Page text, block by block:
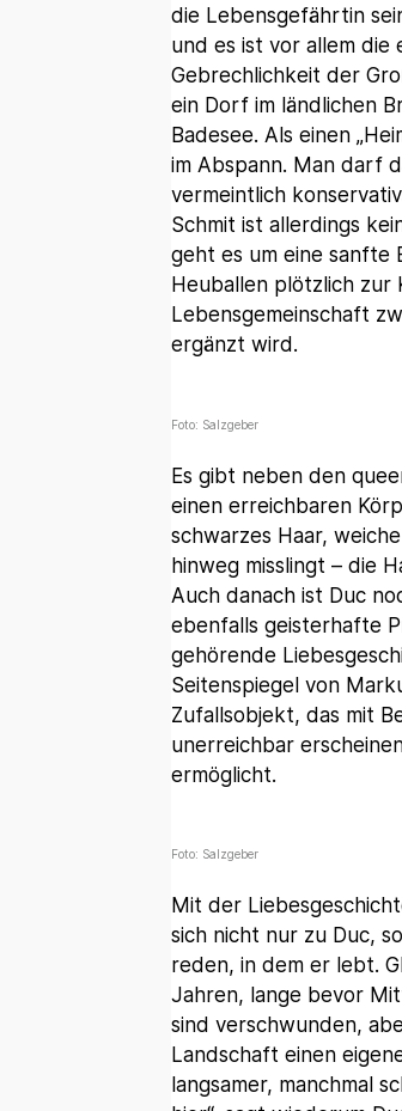
die Lebensgefährtin
und es ist vor allem die
Gebrechlichkeit der
ein Dorf im ländlichen
Badesee. Als einen
im Abspann. Man darf
vermeintlich
Schmit ist allerdings
geht es um eine sanfte
Heuballen plötzlich zur
Lebensgemeinschaft
ergänzt wird.
Foto: Salzgeber
Es gibt neben den
einen erreichbaren
schwarzes Haar,
hinweg misslingt – die
Auch danach ist Duc
ebenfalls geisterhafte
gehörende
Seitenspiegel von
Zufallsobjekt, das mit
unerreichbar
ermöglicht.
Foto: Salzgeber
Mit der
sich nicht nur zu Duc,
reden, in dem er lebt.
Jahren, lange bevor
sind verschwunden,
Landschaft einen
langsamer, manchmal